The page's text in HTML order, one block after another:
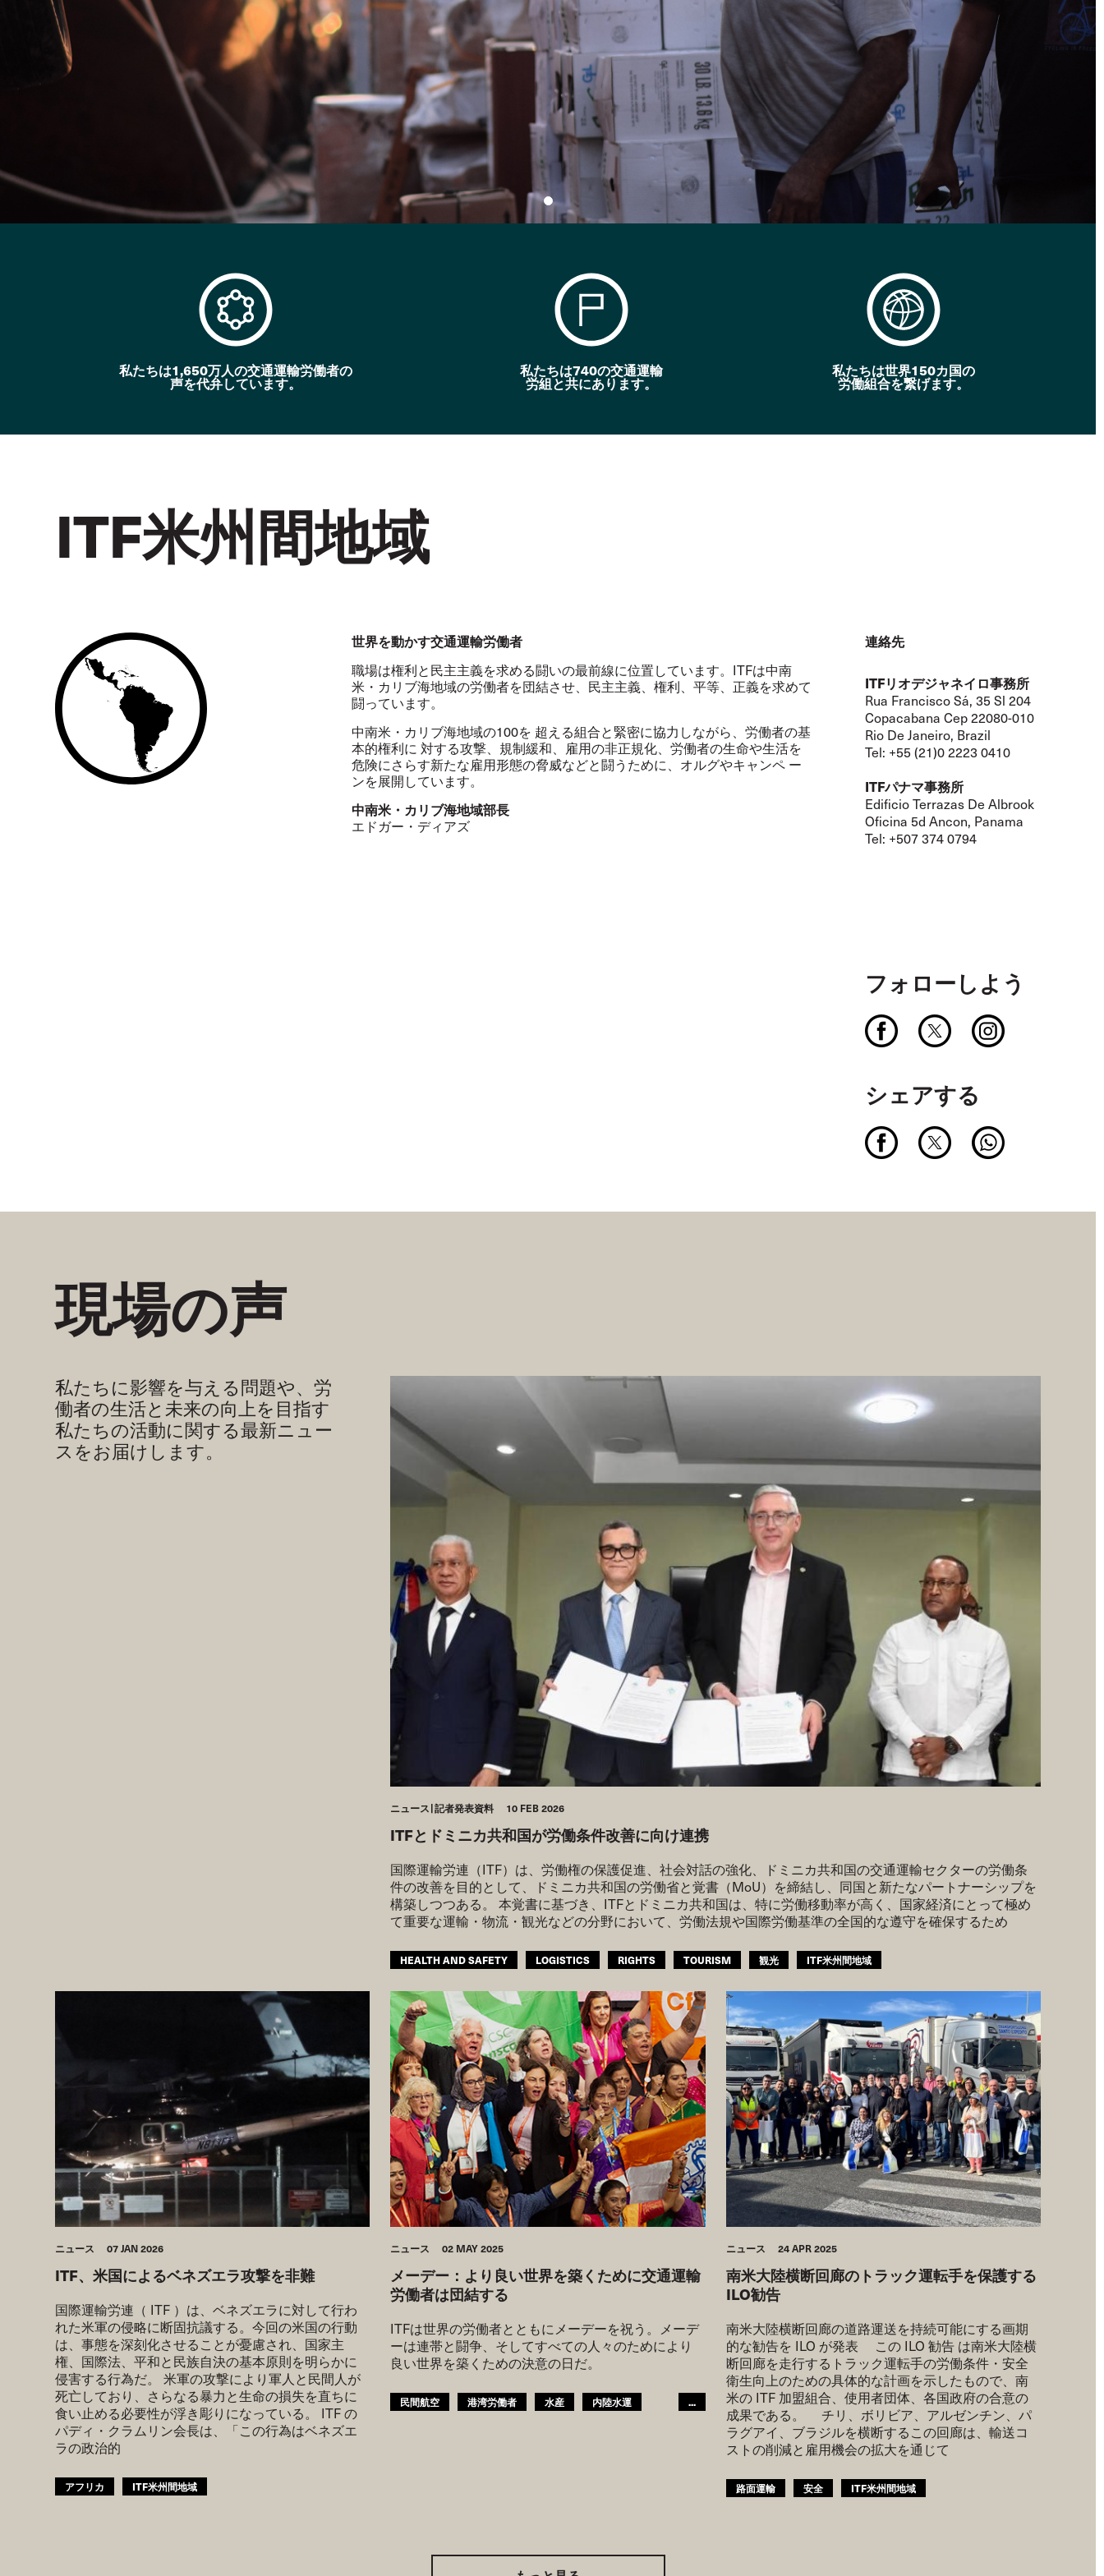
私たちは1,650万人の交通運輸労働者の
声を代弁しています。
私たちは740の交通運輸
労組と共にあります。
私たちは世界150カ国の
労働組合を繋げます。
ITF米州間地域
世界を動かす交通運輸労働者
職場は権利と民主主義を求める闘いの最前線に位置しています。ITFは中南
米・カリブ海地域の労働者を団結させ、民主主義、権利、平等、正義を求めて
闘っています。
中南米・カリブ海地域の100を 超える組合と緊密に協力しながら、労働者の基
本的権利に 対する攻撃、規制緩和、雇用の非正規化、労働者の生命や生活を
危険にさらす新たな雇用形態の脅威などと闘うために、オルグやキャンペ ー
ンを展開しています。
中南米・カリブ海地域部長
エドガー・ディアズ
連絡先
ITFリオデジャネイロ事務所
Rua Francisco Sá, 35 Sl 204
Copacabana Cep 22080-010
Rio De Janeiro, Brazil
Tel: +55 (21)0 2223 0410
ITFパナマ事務所
Edificio Terrazas De Albrook
Oficina 5d Ancon, Panama
Tel: +507 374 0794
フォローしよう
シェアする
現場の声
私たちに影響を与える問題や、労
働者の生活と未来の向上を目指す
私たちの活動に関する最新ニュー
スをお届けします。
ニュース 記者発表資料 10 FEB 2026
ITFとドミニカ共和国が労働条件改善に向け連携
国際運輸労連（ITF）は、労働権の保護促進、社会対話の強化、ドミニカ共和国の交通運輸セクターの労働条
件の改善を目的として、ドミニカ共和国の労働省と覚書（MoU）を締結し、同国と新たなパートナーシップを
構築しつつある。 本覚書に基づき、ITFとドミニカ共和国は、特に労働移動率が高く、国家経済にとって極め
て重要な運輸・物流・観光などの分野において、労働法規や国際労働基準の全国的な遵守を確保するため
HEALTH AND SAFETY LOGISTICS RIGHTS TOURISM 観光 ITF米州間地域
ニュース 07 JAN 2026
ITF、米国によるベネズエラ攻撃を非難
国際運輸労連（ ITF ）は、ベネズエラに対して行わ
れた米軍の侵略に断固抗議する。今回の米国の行動
は、事態を深刻化させることが憂慮され、国家主
権、国際法、平和と民族自決の基本原則を明らかに
侵害する行為だ。 米軍の攻撃により軍人と民間人が
死亡しており、さらなる暴力と生命の損失を直ちに
食い止める必要性が浮き彫りになっている。 ITF の
パディ・クラムリン会長は、「この行為はベネズエ
ラの政治的
アフリカ ITF米州間地域
ニュース 02 MAY 2025
メーデー：より良い世界を築くために交通運輸
労働者は団結する
ITFは世界の労働者とともにメーデーを祝う。メーデ
ーは連帯と闘争、そしてすべての人々のためにより
良い世界を築くための決意の日だ。
民間航空 港湾労働者 水産
内陸水運
...
ニュース 24 APR 2025
南米大陸横断回廊のトラック運転手を保護する
ILO勧告
南米大陸横断回廊の道路運送を持続可能にする画期
的な勧告を ILO が発表 この ILO 勧告 は南米大陸横
断回廊を走行するトラック運転手の労働条件・安全
衛生向上のための具体的な計画を示したもので、南
米の ITF 加盟組合、使用者団体、各国政府の合意の
成果である。 チリ、ボリビア、アルゼンチン、パ
ラグアイ、ブラジルを横断するこの回廊は、輸送コ
ストの削減と雇用機会の拡大を通じて
路面運輸 安全 ITF米州間地域